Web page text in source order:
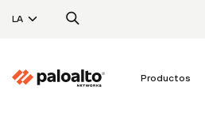
LA
Productos